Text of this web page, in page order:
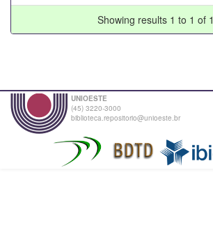
Showing results 1 to 1 of 1
UNIOESTE
(45) 3220-3000
biblioteca.repositorio@unioeste.br